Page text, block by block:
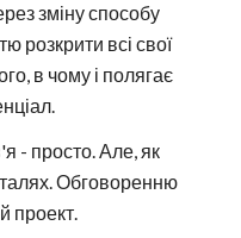
зміну способу
розкрити всі свої
в чому і полягає
- просто. Але, як
Обговоренню
проект.